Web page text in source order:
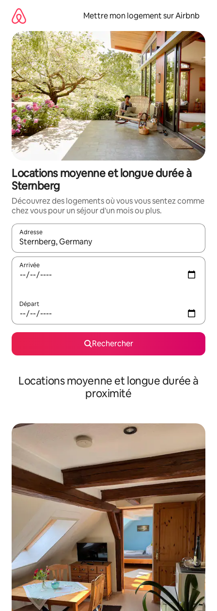
directement
contenu
Mettre mon logement sur Airbnb
Locations moyenne et longue durée à
Sternberg
Découvrez des logements où vous vous sentez comme
chez vous pour un séjour d'un mois ou plus.
Adresse
Lorsque les résultats s'affichent, utilisez les flèches vers le
Arrivée
Départ
Rechercher
Locations moyenne et longue durée à
proximité